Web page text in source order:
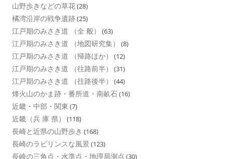
山野歩きなどの草花(28)
橘湾沿岸の戦争遺跡(25)
江戸期のみさき道 （全 般） (63)
江戸期のみさき道 （地図研究集） (8)
江戸期のみさき道 （帰路ほか） (12)
江戸期のみさき道 （往路前半） (31)
江戸期のみさき道 （往路後半） (44)
烽火山のかま跡・番所道・南畝石(16)
近畿・中部・関東 (7)
近畿（兵 庫 県） (118)
長崎と近県の山野歩き (168)
長崎のラビリンスな風景 (123)
長崎の三角点・水準点・地理局測点 (30)